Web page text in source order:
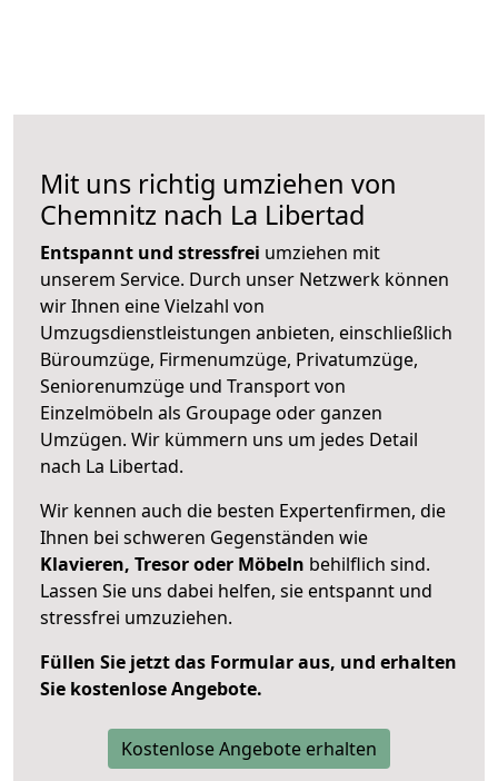
Mit uns richtig umziehen von
Chemnitz nach La Libertad
Entspannt und stressfrei umziehen mit
unserem Service. Durch unser Netzwerk können
wir Ihnen eine Vielzahl von
Umzugsdienstleistungen anbieten, einschließlich
Büroumzüge, Firmenumzüge, Privatumzüge,
Seniorenumzüge und Transport von
Einzelmöbeln als Groupage oder ganzen
Umzügen. Wir kümmern uns um jedes Detail
nach La Libertad.
Wir kennen auch die besten Expertenfirmen, die
Ihnen bei schweren Gegenständen wie
Klavieren, Tresor oder Möbeln behilflich sind.
Lassen Sie uns dabei helfen, sie entspannt und
stressfrei umzuziehen.
Füllen Sie jetzt das Formular aus, und erhalten
Sie kostenlose Angebote.
Kostenlose Angebote erhalten